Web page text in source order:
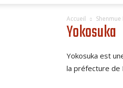
Accueil Shenmue I
Yokosuka
Yokosuka est
la préfecture de